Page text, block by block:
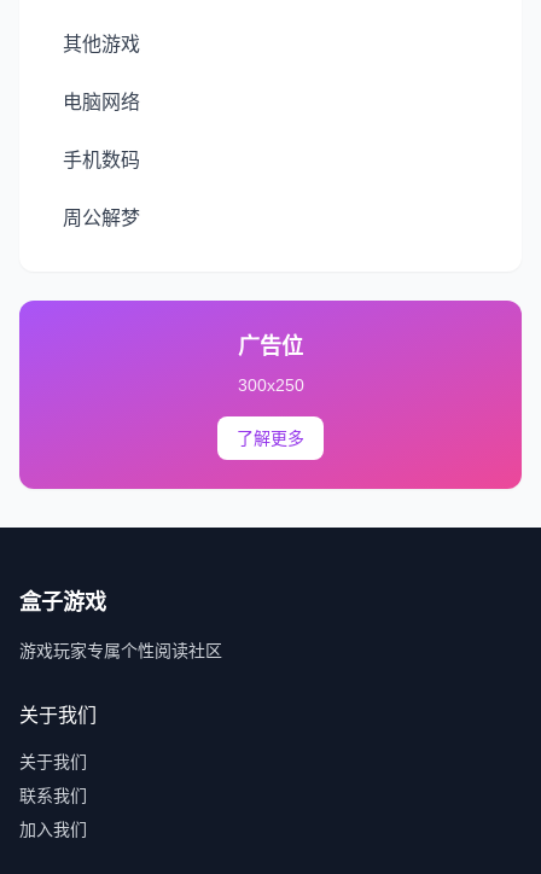
其他游戏
电脑网络
手机数码
周公解梦
广告位
300x250
了解更多
盒子游戏
游戏玩家专属个性阅读社区
关于我们
关于我们
联系我们
加入我们